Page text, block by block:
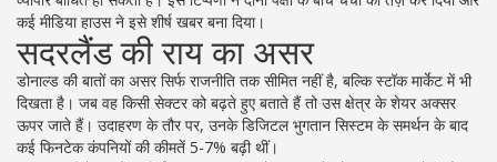
कई मीडिया हाउस ने इसे शीर्ष खबर बना दिया।
सदरलैंड की राय का असर
डोनाल्ड की बातों का असर सिर्फ राजनीति तक सीमित नहीं है, बल्कि स्टॉक मार्केट में भी
दिखता है। जब वह किसी सेक्टर को बढ़ते हुए बताते हैं तो उस क्षेत्र के शेयर अक्सर
ऊपर जाते हैं। उदाहरण के तौर पर, उनके डिजिटल भुगतान सिस्टम के समर्थन के बाद
कई फिनटेक कंपनियों की कीमतें 5-7% बढ़ी थीं।